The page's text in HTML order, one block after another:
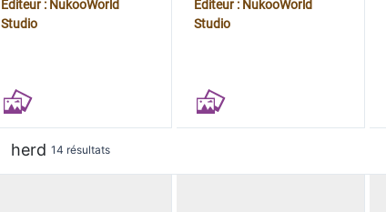
Éditeur : NukooWorld
Studio
Éditeur : NukooWorld
Studio
herd 14 résultats